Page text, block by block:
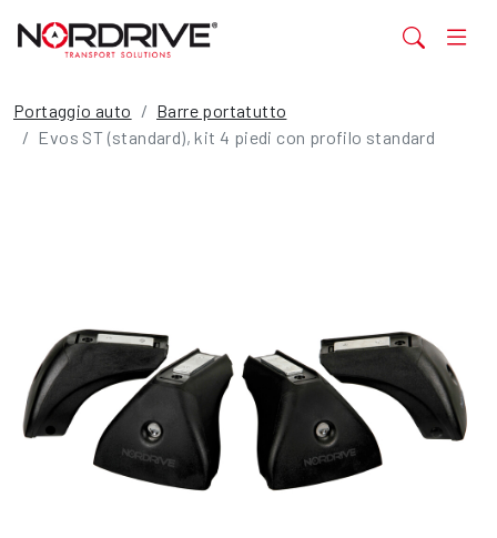
Portaggio auto
Barre portatutto
Evos ST (standard), kit 4 piedi con profilo standard